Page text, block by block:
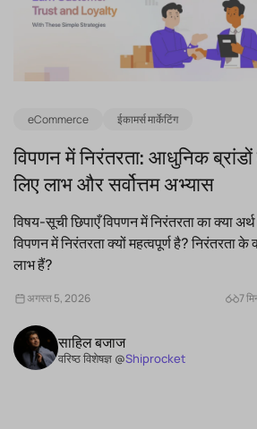
eCommerce ईकामर्स मार्केटिंग
विपणन में निरंतरता: आधुनिक
लिए लाभ और सर्वोत्तम अभ्यास
विषय-सूची छिपाएँ विपणन में निरंतरता का क्या
विपणन में निरंतरता क्यों महत्वपूर्ण है? निरंतरता के
लाभ हैं?
अगस्त 5, 2026 7
साहिल बजाज
वरिष्ठ विशेषज्ञ @Shiprocket